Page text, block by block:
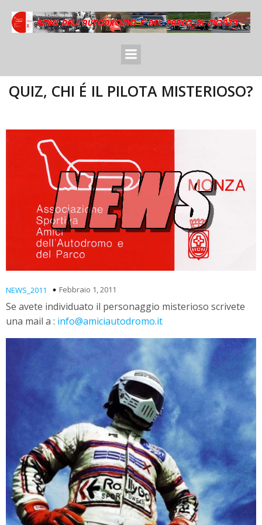
QUIZ, CHI É IL PILOTA MISTERIOSO?
NEWS_2011 Febbraio 1, 2011
Se avete individuato il personaggio misterioso scrivete
una mail a : info@amiciautodromo.it